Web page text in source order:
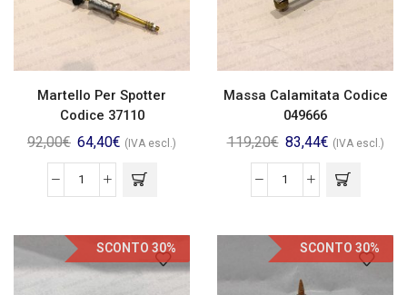
Martello Per Spotter
Codice 37110
92,00€ 64,40€ (IVA escl.)
Massa Calamitata Codice
049666
119,20€ 83,44€ (IVA escl.)
SCONTO 30% SCONTO 30%